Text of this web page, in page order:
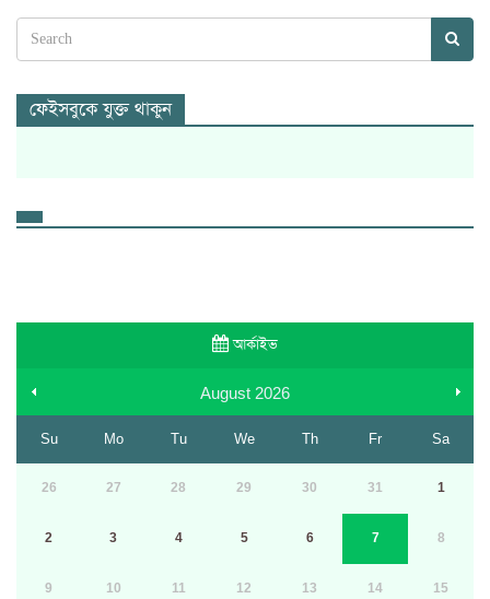
ফেইসবুকে যুক্ত থাকুন
আর্কাইভ
August 2026
Su Mo Tu We Th Fr Sa
26 27 28 29 30 31 1
2 3 4 5 6 7 8
9 10 11 12 13 14 15